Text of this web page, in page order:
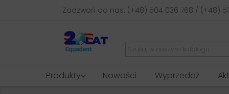
Zadzwoń do nas: (+48) 504 036 768 / (+48)
Produkty Nowości Wyprzedaż